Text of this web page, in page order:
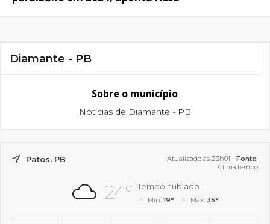
Diamante - PB
Sobre o município
Notícias de Diamante - PB
Patos, PB Atualizado às 23h01 - Fonte:
ClimaTempo
24° Tempo nublado
Mín.19° Máx. 35°